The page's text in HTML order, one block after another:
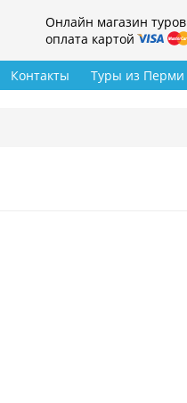
Онлайн магазин туров
оплата картой
Туры из Перми
Контакты